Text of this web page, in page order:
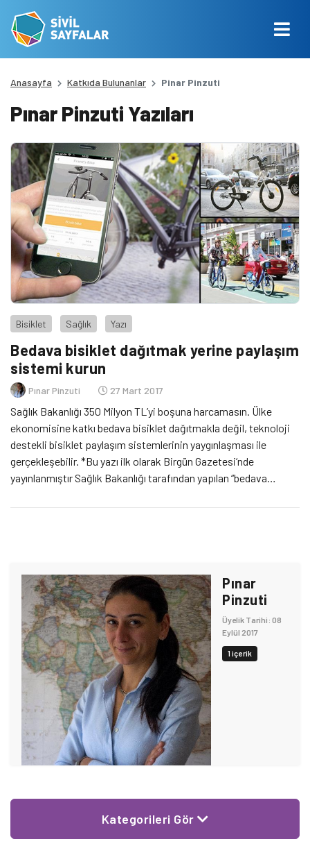
Anasayfa Katkıda Bulunanlar Pinar Pinzuti
Pınar Pinzuti Yazıları
Bisiklet Sağlık Yazı
Bedava bisiklet dağıtmak yerine paylaşım
sistemi kurun
Pınar Pinzuti 27 Mart 2017
Sağlık Bakanlığı 350 Milyon TL’yi boşuna harcamasın. Ülke
ekonomisine katkı bedava bisiklet dağıtmakla değil, teknoloji
destekli bisiklet paylaşım sistemlerinin yaygınlaşması ile
gerçekleşebilir. *Bu yazı ilk olarak Birgün Gazetesi‘nde
yayınlanmıştır Sağlık Bakanlığı tarafından yapılan “bedava
Milyon TL bütçe ayrıldığı açıklanmıştı. Projenin amacının fiziksel
Pınar
Pinzuti
Üyelik Tarihi: 08
Eylül 2017
1 içerik
Kategorileri Gör